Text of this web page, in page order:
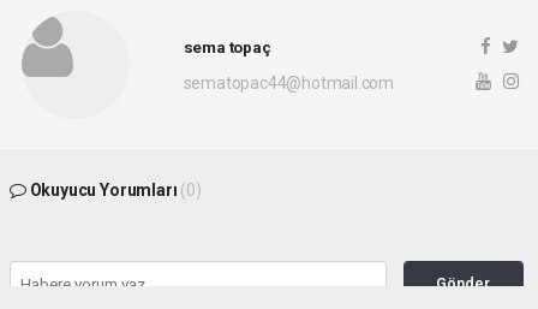
sema topaç
sematopac44@hotmail.com
Okuyucu Yorumları (0)
Gönder